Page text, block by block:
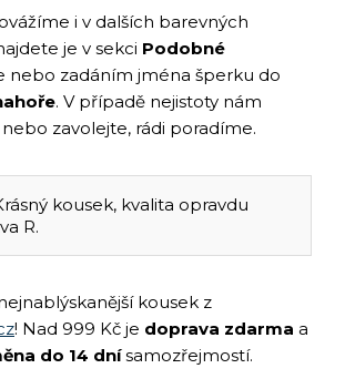
i v dalších barevných
je v sekci Podobné
nebo zadáním jména šperku do
. V případě nejistoty nám
zavolejte, rádi poradíme.
kousek, kvalita opravdu
R.
kousek z
! Nad 999 Kč je doprava zdarma a
do 14 dnísamozřejmostí.